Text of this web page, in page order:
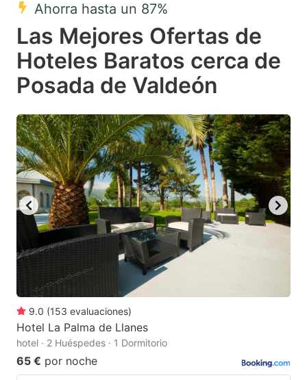
select
a
date.
Press
question
mark
key
to
get
the
keyboard
shortcuts
for
changing
dates.
a
date.
Press
question
mark
key
to
get
the
keyboard
Ahorra hasta un 87%
Las Mejores Ofertas de
Hoteles Baratos cerca de
Posada de Valdeón
9.0 (153 evaluaciones)
Hotel La Palma de Llanes
hotel · 2 Huéspedes · 1 Dormitorio
65 € por noche